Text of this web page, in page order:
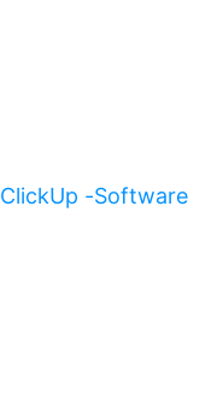
ClickUp -Software